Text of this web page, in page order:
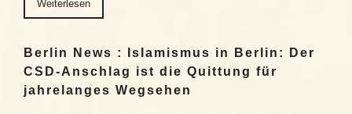
Weiterlesen
Berlin News : Islamismus in Berlin: Der
CSD-Anschlag ist die Quittung für
jahrelanges Wegsehen